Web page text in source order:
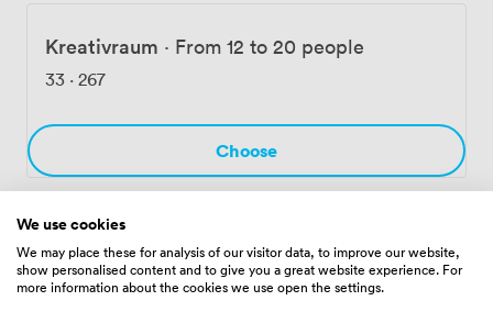
haben wir zusätzliche Räume zwischen 50 und 120
Quadratmetern verfügbar. Besonders Firmen schätzen
Bibliothek: von strategischen Escape Rooms über
kooperative Abenteuer bis zu sportlichen Wettkämpfen.
Die Spiele eignen sich für Teilnehmer ab 10 Jahren und
fördern spielerisch Kommunikation und
VR-Visualisierung, kreative Brainstorming-Session oder
teamstärkender Workshop – wir kümmern uns um die
Kreativraum · From 12 to 20 people
33 · 267
Choose
Amenities
We use cookies
We may place these for analysis of our visitor data, to improve our website,
show personalised content and to give you a great website experience. For
more information about the cookies we use open the settings.